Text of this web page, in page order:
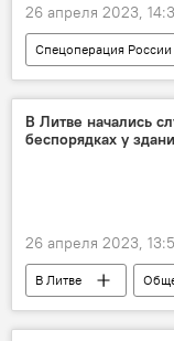
26 апреля 2023,
Спецоперация
В мире
Минобороны РФ
В Литве начались
беспорядках у
26 апреля 2023,
В Литве
суд
Сейм